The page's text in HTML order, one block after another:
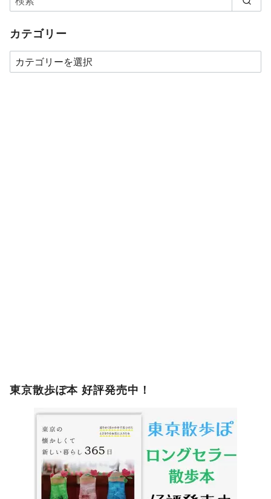
カテゴリー
カ
テ
東京散歩ぽ本 好評発売中！